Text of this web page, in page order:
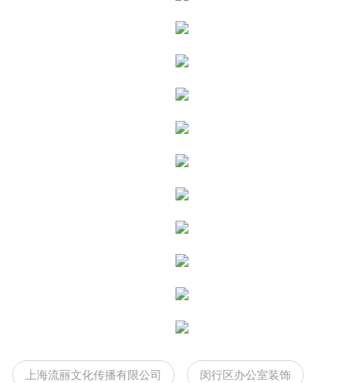
上海流丽文化传播有限公司 闵行区办公室装饰